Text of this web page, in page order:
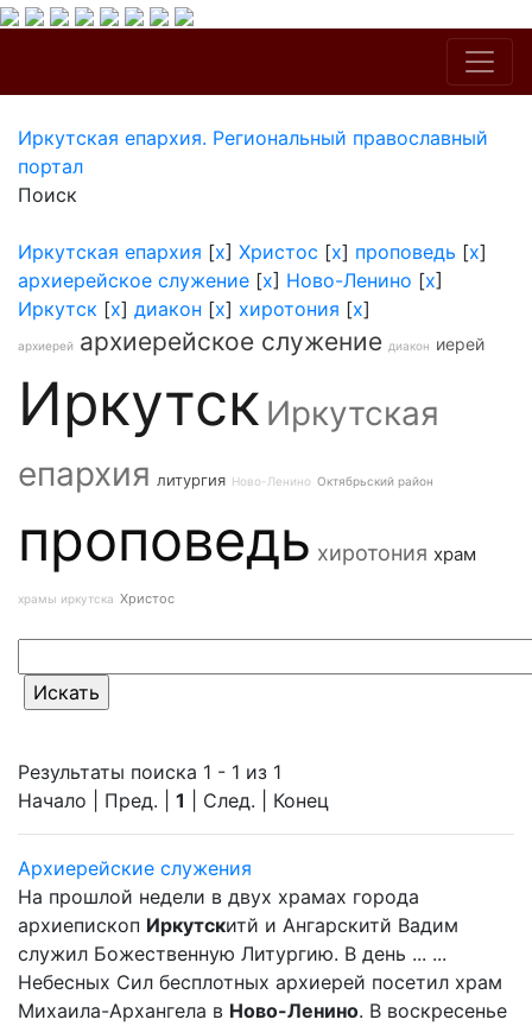
Иркутская епархия. Региональный православный
портал
Поиск
Иркутская епархия [x] Христос [x] проповедь [x]
архиерейское служение [x] Ново-Ленино [x]
Иркутск [x] диакон [x] хиротония [x]
архиерей архиерейское служение диакон иерей
Иркутск Иркутская
епархия литургия Ново-Ленино Октябрьский район
проповедь хиротония храм
храмы иркутска Христос
Результаты поиска 1 - 1 из 1
Начало | Пред. | 1 | След. | Конец
Архиерейские служения
На прошлой недели в двух храмах города
архиепископ Иркутскитй и Ангарскитй Вадим
служил Божественную Литургию. В день ... ...
Небесных Сил бесплотных архиерей посетил храм
Михаила-Архангела в Ново-Ленино. В воскресенье